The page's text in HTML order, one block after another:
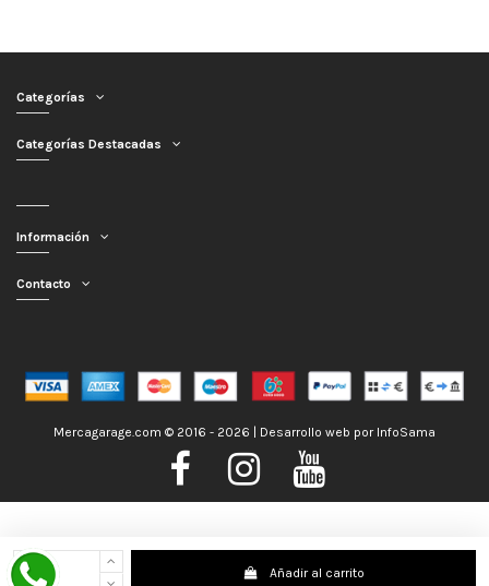
Nos encontramos de Vacaciones, no obstante los pedidos hechos se
despacharán con normalidad; usted puede hacer su pedido y le será enviado en
Añadir al carrito
Categorías
Categorías Destacadas
Información
Contacto
Mercagarage.com © 2016 - 2026 | Desarrollo web por InfoSama